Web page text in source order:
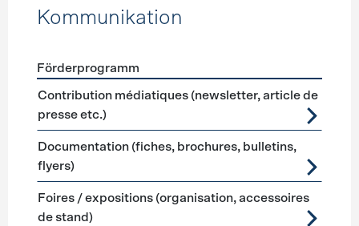
Kommunikation
Förderprogramme Kommunikation
Förderprogramm
Contribution médiatiques (newsletter, article de
presse etc.)
Documentation (fiches, brochures, bulletins,
flyers)
Foires / expositions (organisation, accessoires
de stand)